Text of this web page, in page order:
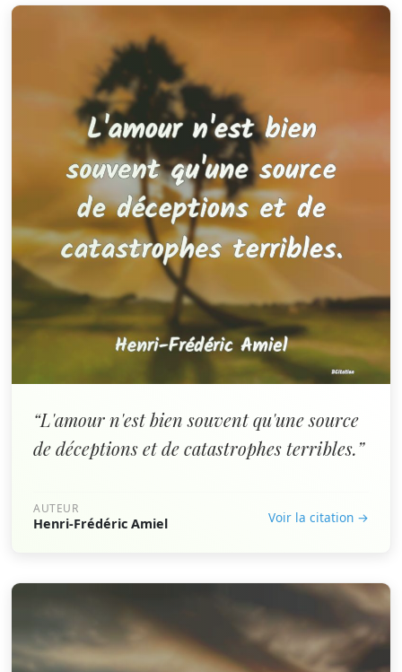
“L'amour n'est bien souvent qu'une source
de déceptions et de catastrophes terribles.”
AUTEUR
Henri-Frédéric Amiel Voir la citation →